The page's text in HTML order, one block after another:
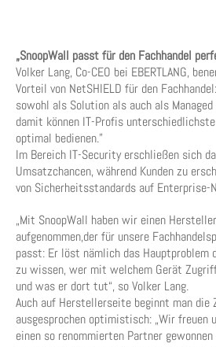
„SnoopWall passt für den Fachhandel
Volker Lang, Co-CEO bei EBERTLANG,
Vorteil von NetSHIELD für den
sowohl als Solution als auch als
damit können IT-Profis
optimal bedienen.”
Im Bereich IT-Security erschließen sich
Umsatzchancen, während Kunden zu
von Sicherheitsstandards auf Enterprise-
„Mit SnoopWall haben wir einen
aufgenommen,der für unsere
passt: Er löst nämlich das
zu wissen, wer mit welchem Gerät
und was er dort tut“, so Volker Lang.
Auch auf Herstellerseite beginnt man die
ausgesprochen optimistisch: „Wir freuen
einen so renommierten Partner gewonnen